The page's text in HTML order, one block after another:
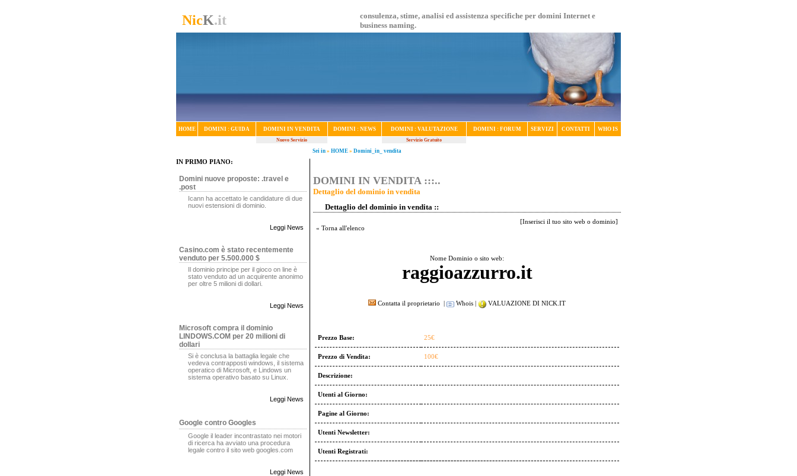
NicK.it
consulenza, stime, analisi ed assistenza specifiche per domini Internet e
business naming.
HOME DOMINI : GUIDA DOMINI IN VENDITA DOMINI : NEWS DOMINI : VALUTAZIONE DOMINI : FORUM SERVIZI CONTATTI WHO IS
Nuovo Servizio Servizio Gratuito
Sei in » HOME » Domini_in_ vendita
IN PRIMO PIANO:
Domini nuove proposte: .travel e
.post
Icann ha accettato le candidature di due
nuovi estensioni di dominio.
Leggi News
Casino.com è stato recentemente
venduto per 5.500.000 $
Il dominio principe per il gioco on line è
stato venduto ad un acquirente anonimo
per oltre 5 milioni di dollari.
Leggi News
Microsoft compra il dominio
LINDOWS.COM per 20 milioni di
dollari
Si è conclusa la battaglia legale che
vedeva contrapposti windows, il sistema
operatico di Microsoft, e Lindows un
sistema operativo basato su Linux.
Leggi News
Google contro Googles
Google il leader incontrastato nei motori
di ricerca ha avviato una procedura
legale contro il sito web googles.com
Leggi News
DOMINI IN VENDITA :::..
Dettaglio del dominio in vendita
Dettaglio del dominio in vendita ::
« Torna all'elenco
[Inserisci il tuo sito web o dominio]
Nome Dominio o sito web:
raggioazzurro.it
Contatta il proprietario Whois VALUAZIONE DI NICK.IT
Prezzo Base: 25€
Prezzo di Vendita: 100€
Descrizione:
Utenti al Giorno:
Pagine al Giorno:
Utenti Newsletter:
Utenti Registrati: